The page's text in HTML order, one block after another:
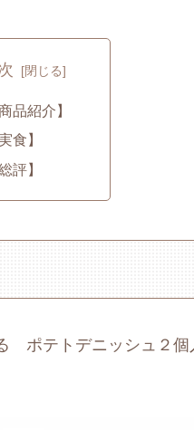
品紹介】
食】
評】
ポテトデニッシュ２個